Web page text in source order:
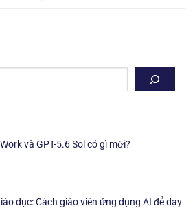
và GPT-5.6 Sol có gì mới?
dục: Cách giáo viên ứng dụng AI để dạy